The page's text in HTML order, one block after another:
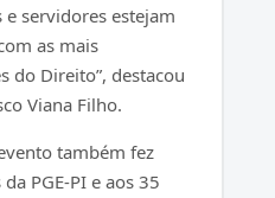
servidores estejam
as mais
do Direito”, destacou
Viana Filho.
também fez
PGE-PI e aos 35